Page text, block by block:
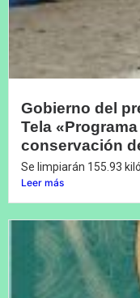
Gobierno del
Tela
conservación
Se limpiarán 155.93
Leer más